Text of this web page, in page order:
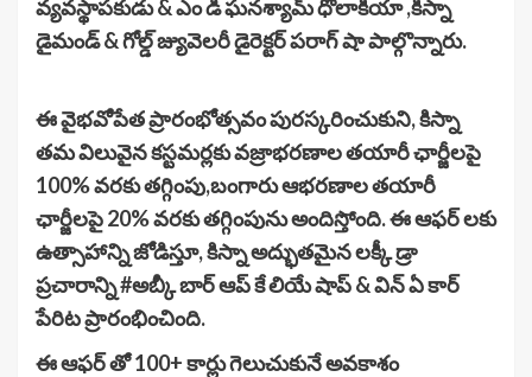
వ్యవస్థాపకుడు & ఎం డి ఘనశ్యామ్ ధోలాకియా ,కిస్నా
డైమండ్ & గోల్డ్ జ్యువెలరీ డైరెక్టర్ పరాగ్ షా పాల్గొన్నారు.
ఈ వైభవోపేత ప్రారంభోత్సవం పురస్కరించుకుని, కిస్నా
తమ విలువైన కస్టమర్లకు వజ్రాభరణాల తయారీ ఛార్జీలపై
100% వరకు తగ్గింపు,బంగారు ఆభరణాల తయారీ
ఛార్జీలపై 20% వరకు తగ్గింపును అందిస్తోంది. ఈ ఆఫర్ లకు
ఉత్సాహాన్ని జోడిస్తూ, కిస్నా అద్భుతమైన లక్కీ డ్రా
ప్రచారాన్ని #అబ్కీ బార్ ఆప్ కే లియే షాప్ & విన్ ఏ కార్
పేరిట ప్రారంభించింది.
ఈ ఆఫర్ తో 100+ కార్లు గెలుచుకునే అవకాశం